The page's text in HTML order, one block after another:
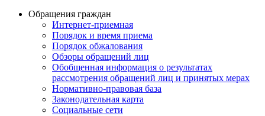
Обращения граждан
Интернет-приемная
Порядок и время приема
Порядок обжалования
Обзоры обращений лиц
Обобщенная информация о результатах
рассмотрения обращений лиц и принятых мерах
Нормативно-правовая база
Законодательная карта
Социальные сети